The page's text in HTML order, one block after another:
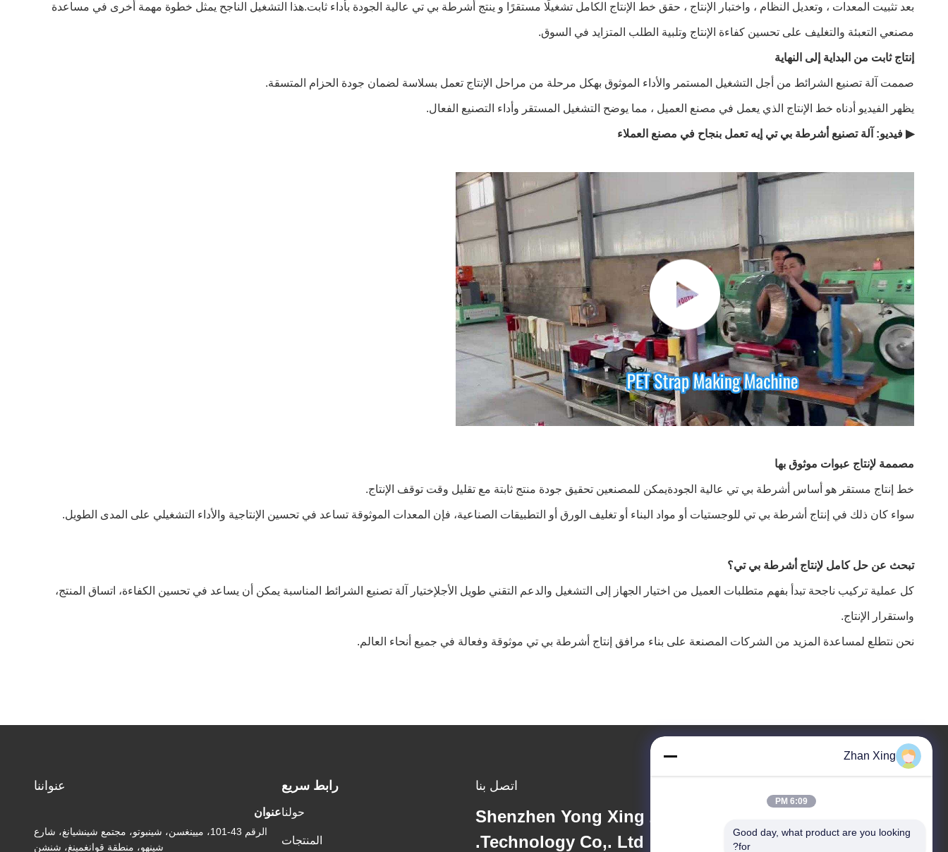
بعد تثبيت المعدات ، وتعديل النظام ، واختبار الإنتاج ، حقق خط الإنتاج الكامل تشغيلًا مستقرًا و ينتج أشرطة بي تي عالية الجودة بأداء ثابت.هذا التشغيل الناجح يمثل خطوة مهمة أخرى في مساعدة
مصنعي التعبئة والتغليف على تحسين كفاءة الإنتاج وتلبية الطلب المتزايد في السوق.
إنتاج ثابت من البداية إلى النهاية
صممت آلة تصنيع الشرائط من أجل التشغيل المستمر والأداء الموثوق بهكل مرحلة من مراحل الإنتاج تعمل بسلاسة لضمان جودة الحزام المتسقة.
يظهر الفيديو أدناه خط الإنتاج الذي يعمل في مصنع العميل ، مما يوضح التشغيل المستقر وأداء التصنيع الفعال.
▶ فيديو: آلة تصنيع أشرطة بي تي إيه تعمل بنجاح في مصنع العملاء
مصممة لإنتاج عبوات موثوق بها
خط إنتاج مستقر هو أساس أشرطة بي تي عالية الجودةيمكن للمصنعين تحقيق جودة منتج ثابتة مع تقليل وقت توقف الإنتاج.
سواء كان ذلك في إنتاج أشرطة بي تي للوجستيات أو مواد البناء أو تغليف الورق أو التطبيقات الصناعية، فإن المعدات الموثوقة تساعد في تحسين الإنتاجية والأداء التشغيلي على المدى الطويل.
تبحث عن حل كامل لإنتاج أشرطة بي تي؟
كل عملية تركيب ناجحة تبدأ بفهم متطلبات العميل من اختيار الجهاز إلى التشغيل والدعم التقني طويل الأجلإختيار آلة تصنيع الشرائط المناسبة يمكن أن يساعد في تحسين الكفاءة، اتساق المنتج،
واستقرار الإنتاج.
نحن نتطلع لمساعدة المزيد من الشركات المصنعة على بناء مرافق إنتاج أشرطة بي تي موثوقة وفعالة في جميع أنحاء العالم.
اتصل بنا
Shenzhen Yong Xing Zhan Xing
Technology Co,. Ltd.
رابط سريع
حولنا
المنتجات
عنواننا
عنوان
الرقم 43-101، ميينغسن، شينبوتو، مجتمع شينشيانغ، شارع
شينهو، منطقة قوانغمينغ، شنشن
Zhan Xing
6:09 PM
Good day, what product are you looking
for?